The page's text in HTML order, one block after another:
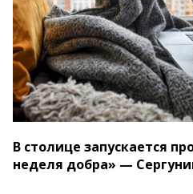
В столице запускается
неделя добра» —